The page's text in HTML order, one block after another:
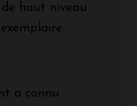
de haut niveau
a connu